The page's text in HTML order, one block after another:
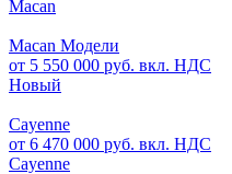
Macan
Macan Модели
от 5 550 000 руб. вкл. НДС
Новый
Cayenne
от 6 470 000 руб. вкл. НДС
Cayenne